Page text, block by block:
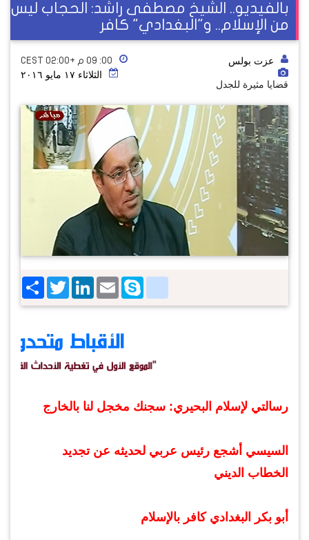
بالفيديو.. الشيخ مصطفى راشد: الحجاب ليس
من الإسلام.. و"البغدادي" كافر
عزت بولس
قضايا مثيرة للجدل
٠٠: ٠٩ م +02:00 CEST
الثلاثاء ١٧ مايو ٢٠١٦
ShareTwitterLinkedIn EmailSkype
google_bookmarks
رسالتي لإسلام البحيري: سجنك مخجل لنا بالخارج
السيسي أشجع رئيس عربي لحديثه عن تجديد
الخطاب الديني
أبو بكر البغدادي كافر بالإسلام